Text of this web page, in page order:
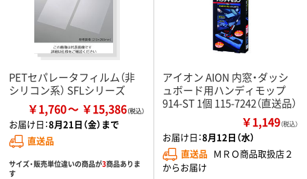
PETセパレータフィルム（非
シリコン系） SFLシリーズ
￥1,760 ￥15,386
お届け日：8月21日（金）まで
直送品
サイズ・販売単位違いの商品が3商品ありま
す
アイオン AION 内窓・ダッシ
ュボード用ハンディモップ
914-ST 1個 115-7242（直送品）
￥1,149（税込）
お届け日：8月12日（水）
直送品 ＭＲＯ商品取扱店２
からお届け